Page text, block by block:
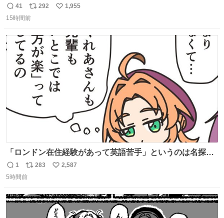
かないのよ
返
信
41
リ
ポ
ト
数
292
い
数
1,955
15時間前
「ロンドン在住経験があって英語苦手」というのは名探偵
としては「妙だな」ってなるところなのに、小林みくるだ
からスルーされている小林クオリティ。
返
信
1
リ
ポ
ト
283
い
数
2,587
5時間前